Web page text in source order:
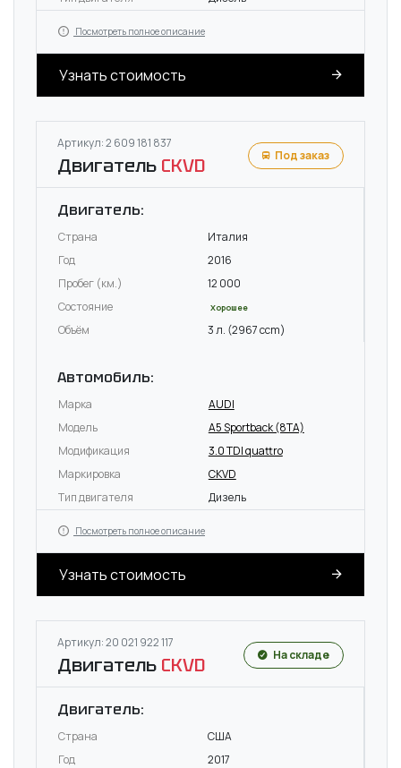
Посмотреть полное описание
Узнать стоимость
Артикул: 2 609 181 837
Двигатель CKVD Под заказ
Двигатель:
Страна
Италия
Год
2016
Пробег (км.)
12 000
Состояние
Хорошее
Объём 3 л. (2967 ccm)
Автомобиль:
Марка
AUDI
Модель
A5 Sportback (8TA)
Модификация
3.0 TDI quattro
Маркировка
CKVD
Тип двигателя
Дизель
Посмотреть полное описание
Узнать стоимость
Артикул: 20 021 922 117
Двигатель CKVD На складе
Двигатель:
Страна
США
Год
2017